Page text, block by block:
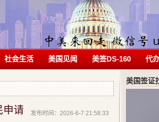
社会生活 美国见闻 美签DS-160 代
发布时间：2026-6-7 21:58:33
申请
美国签证